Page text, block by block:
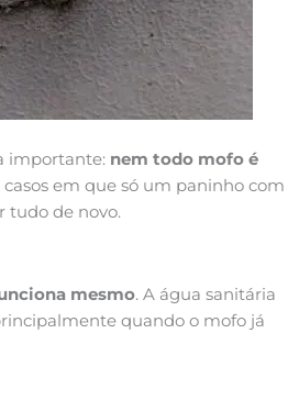
importante: nem todo mofo é
casos em que só um paninho com
tudo de novo.
mesmo. A água sanitária
quando o mofo já